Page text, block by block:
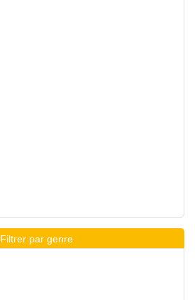
Filtrer par genre